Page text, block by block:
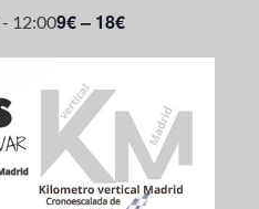
- 12:009€ – 18€